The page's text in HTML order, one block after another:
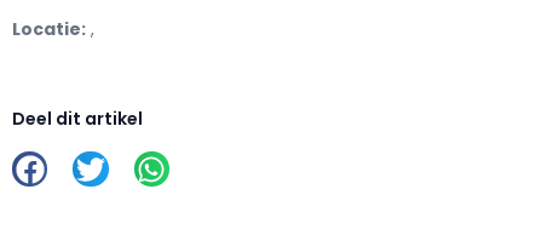
Locatie: ,
Deel dit artikel